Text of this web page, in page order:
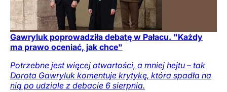
Gawryluk poprowadziła debatę w Pałacu. "Każdy
ma prawo oceniać, jak chce"
Potrzebne jest więcej otwartości, a mniej hejtu – tak
Dorota Gawryluk komentuje krytykę, która spadła na
nią po udziale z debacie 6 sierpnia.